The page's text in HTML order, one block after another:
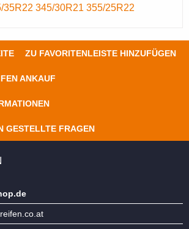
35R22 345/30R21 355/25R22
ZU FAVORITENLEISTE HINZUFÜGEN
ANKAUF
GESTELLTE FRAGEN